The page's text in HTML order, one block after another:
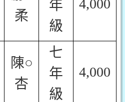
柔
年
級
4,000
陳○
杏
七
年
級
4,000